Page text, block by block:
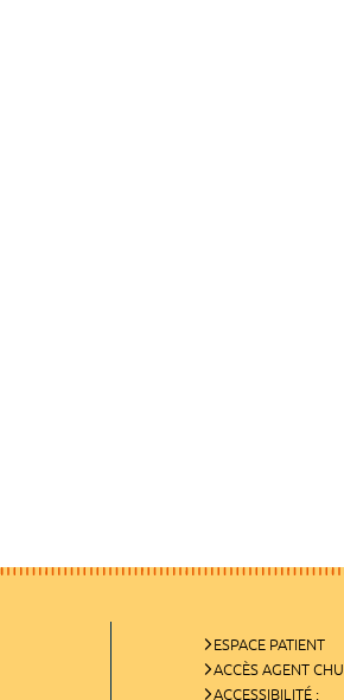
ESPACE PATIENT
ACCÈS AGENT CHU
ACCESSIBILITÉ :